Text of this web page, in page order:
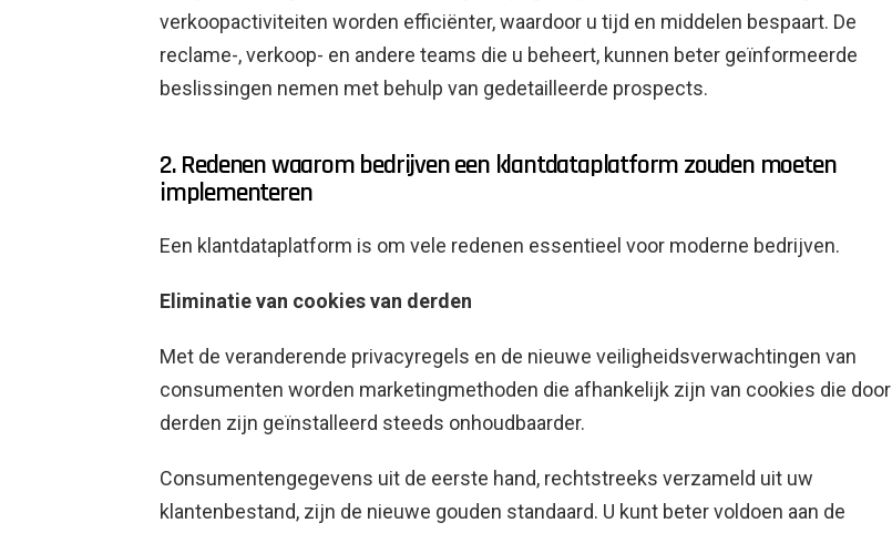
verkoopactiviteiten worden efficiënter, waardoor u tijd en middelen bespaart. De
reclame-, verkoop- en andere teams die u beheert, kunnen beter geïnformeerde
beslissingen nemen met behulp van gedetailleerde prospects.
2. Redenen waarom bedrijven een klantdataplatform zouden moeten
implementeren
Een klantdataplatform is om vele redenen essentieel voor moderne bedrijven.
Eliminatie van cookies van derden
Met de veranderende privacyregels en de nieuwe veiligheidsverwachtingen van
consumenten worden marketingmethoden die afhankelijk zijn van cookies die door
derden zijn geïnstalleerd steeds onhoudbaarder.
Consumentengegevens uit de eerste hand, rechtstreeks verzameld uit uw
klantenbestand, zijn de nieuwe gouden standaard. U kunt beter voldoen aan de